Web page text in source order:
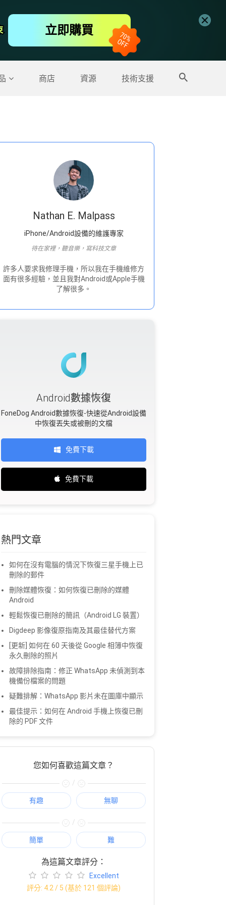
立即購買
商店 資源 技術支援
更多產品
Nathan E. Malpass
iPhone/Android設備的維護專家
待在家裡，聽音樂，寫科技文章
許多人要求我修理手機，所以我在手機維修方
面有很多經驗，並且我對Android或Apple手機
了解很多。
Android數據恢復
FoneDog Android數據恢復-快速從Android設備
中恢復丟失或被刪的文檔
免費下載
免費下載
熱門文章
如何在沒有電腦的情況下恢復三星手機上已
刪除的郵件
刪除媒體恢復：如何恢復已刪除的媒體
Android
輕鬆恢復已刪除的簡訊（Android LG 裝置）
Digdeep 影像復原指南及其最佳替代方案
[更新] 如何在 60 天後從 Google 相簿中恢復
永久刪除的照片
故障排除指南：修正 WhatsApp 未偵測到本
機備份檔案的問題
疑難排解：WhatsApp 影片未在圖庫中顯示
最佳提示：如何在 Android 手機上恢復已刪
除的 PDF 文件
您如何喜歡這篇文章？
/
有趣 無聊
/
簡單 難
為這篇文章評分：
Excellent
評分: 4.2 / 5 (基於 121 個評論)